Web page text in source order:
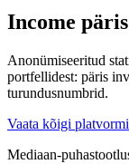
Income
Anonümiseeritud
portfellidest: päris
turundusnumbrid.
Vaata kõigi
Mediaan-